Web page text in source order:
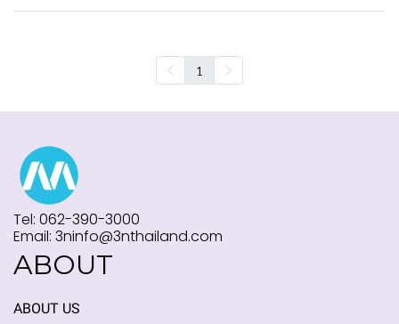
1
Tel: 062-390-3000
Email: 3ninfo@3nthailand.com
ABOUT
ABOUT US